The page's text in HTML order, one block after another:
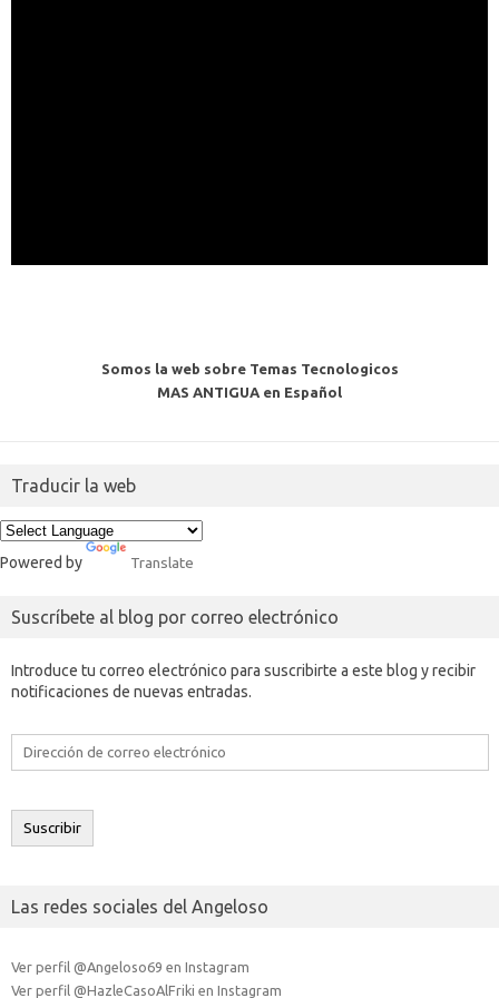
Somos la web sobre Temas Tecnologicos
MAS ANTIGUA en Español
Traducir la web
Powered by Translate
Suscríbete al blog por correo electrónico
Introduce tu correo electrónico para suscribirte a este blog y recibir
notificaciones de nuevas entradas.
Dirección
electrónico
Suscribir
Las redes sociales del Angeloso
Ver perfil @Angeloso69 en Instagram
Ver perfil @HazleCasoAlFriki en Instagram